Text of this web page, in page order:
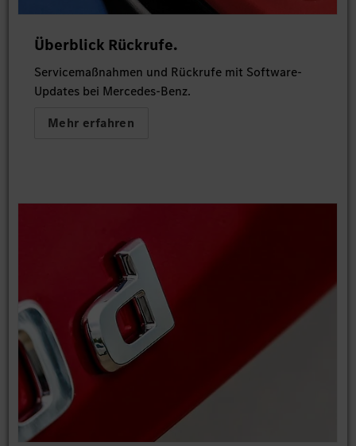
Überblick Rückrufe.
Servicemaßnahmen und Rückrufe mit Software-
Updates bei Mercedes-Benz.
Mehr erfahren